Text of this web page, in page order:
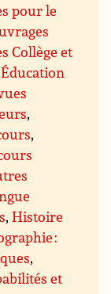
pour le
Collège et
Éducation
,
,
,Histoire
:
,
et